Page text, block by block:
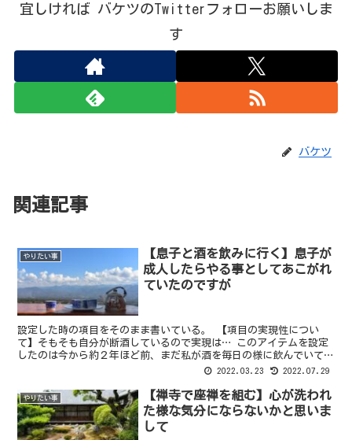
宜しければ バケツのTwitterフォローお願いしま
す
バケツ
関連記事
やりたい事
【息子と酒を飲みに行く】息子が
成人したらやる事としてあこがれ
ていたのですが
設定した時の項目をそのまま書いている。 【項目の実現性につい
て】そもそも自分が断酒しているので実現は… このアイテムを設定
したのは今から約２年ほど前、まだ私が酒を毎日の様に飲んでいて、
あー、休肝日を設けないとまずいかもなどと考えていた頃だ。...
2022.03.23 2022.07.29
やりたい事
【禅寺で座禅を組む】心が洗われ
た様な気分にならないかと思いま
して